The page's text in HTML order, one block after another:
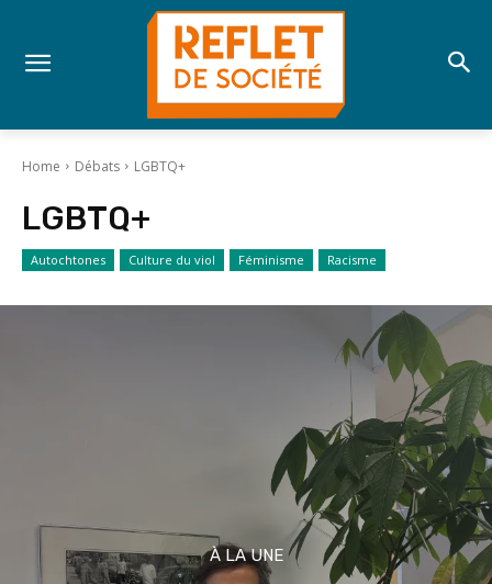
Home Débats LGBTQ+
LGBTQ+
Autochtones Culture du viol Féminisme Racisme
À LA UNE